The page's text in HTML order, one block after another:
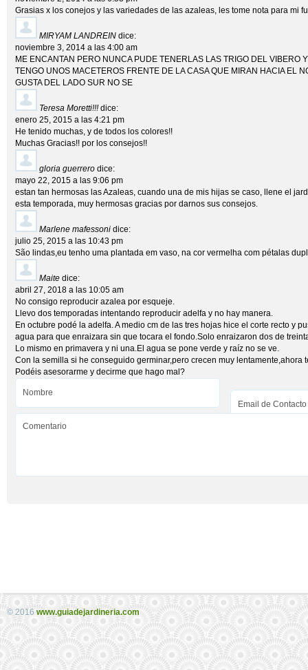
Grasias x los conejos y las variedades de las azaleas, les tome nota para mi
MIRYAM LANDREIN dice:
noviembre 3, 2014 a las 4:00 am
ME ENCANTAN PERO NUNCA PUDE TENERLAS LAS TRIGO DEL VIBERO
TENGO UNOS MACETEROS FRENTE DE LA CASA QUE MIRAN HACIA EL
GUSTA DEL LADO SUR NO SE
Teresa Moretti!!! dice:
enero 25, 2015 a las 4:21 pm
He tenido muchas, y de todos los colores!!
Muchas Gracias!! por los consejos!!
gloria guerrero dice:
mayo 22, 2015 a las 9:06 pm
estan tan hermosas las Azaleas, cuando una de mis hijas se caso, llene el
esta temporada, muy hermosas gracias por darnos sus consejos.
Marlene mafessoni dice:
julio 25, 2015 a las 10:43 pm
São lindas,eu tenho uma plantada em vaso, na cor vermelha com pétalas
Maite dice:
abril 27, 2018 a las 10:05 am
No consigo reproducir azalea por esqueje.
Llevo dos temporadas intentando reproducir adelfa y no hay manera.
En octubre podé la adelfa. A medio cm de las tres hojas hice el corte recto y
agua para que enraizara sin que tocara el fondo.Solo enraizaron dos de
Lo mismo en primavera y ni una.El agua se pone verde y raíz no se ve.
Con la semilla si he conseguido germinar,pero crecen muy lentamente,ahora
Podéis asesorarme y decirme que hago mal?
© 2016 www.guiadejardineria.com